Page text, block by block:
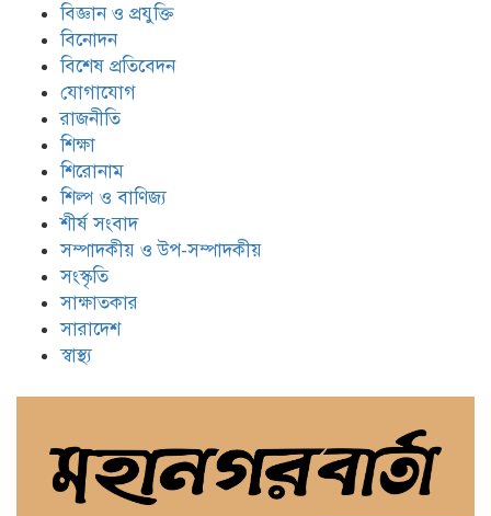
বিজ্ঞান ও প্রযুক্তি
বিনোদন
বিশেষ প্রতিবেদন
যোগাযোগ
রাজনীতি
শিক্ষা
শিরোনাম
শিল্প ও বাণিজ্য
শীর্ষ সংবাদ
সম্পাদকীয় ও উপ-সম্পাদকীয়
সংস্কৃতি
সাক্ষাতকার
সারাদেশ
স্বাস্থ্য